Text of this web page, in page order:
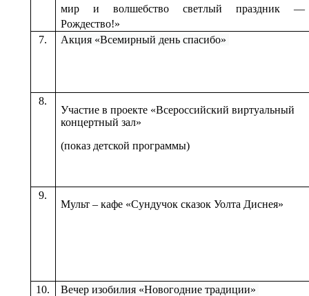
мир и волшебство светлый праздник —
Рождество!»
7.
Акция «Всемирный день спасибо»
8.
Участие в проекте «Всероссийский виртуальный
концертный зал»
(показ детской программы)
9.
Мульт – кафе «Сундучок сказок Уолта Диснея»
10. Вечер изобилия «Новогодние традиции»